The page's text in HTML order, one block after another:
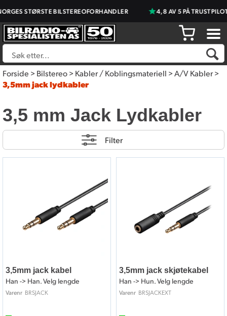
STØRSTE BILSTEREOFORHANDLER 4,8 AV 5 PÅ TRUSTPILOT
Forside>Bilstereo>Kabler / Koblingsmateriell>A/V Kabler>
3,5mm jack lydkabler
3,5 mm Jack Lydkabler
Filter
3,5mm jack kabel
Han -> Han. Velg lengde
Varenr BRSJACK
3,5mm jack skjøtekabel
Han -> Hun. Velg lengde
Varenr BRSJACKEXT